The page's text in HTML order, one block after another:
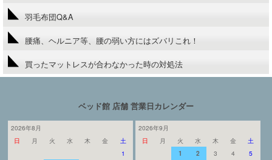
羽毛布団Q&A
腰痛、ヘルニア等、腰の弱い方にはズバリこれ！
買ったマットレスが合わなかった時の対処法
ベッド館 店舗 営業日カレンダー
2026年8月
日
月 火 水 木 金
土
1
2026年9月
日
月 火 水 木 金
土
1
2 3 4
5